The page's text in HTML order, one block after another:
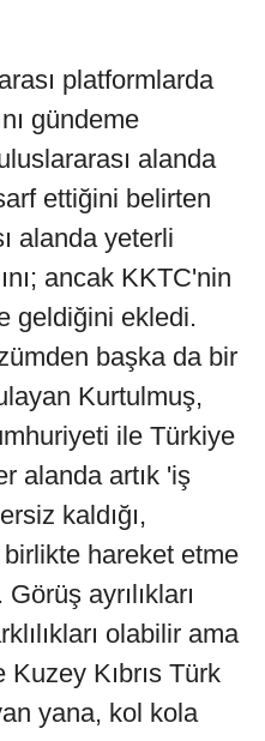
platformlarda
gündeme
uluslararası alanda
ettiğini belirten
alanda yeterli
ancak KKTC'nin
geldiğini ekledi.
başka da bir
Kurtulmuş,
ile Türkiye
alanda artık 'iş
kaldığı,
hareket etme
ayrılıkları
olabilir ama
Kıbrıs Türk
yana, kol kola